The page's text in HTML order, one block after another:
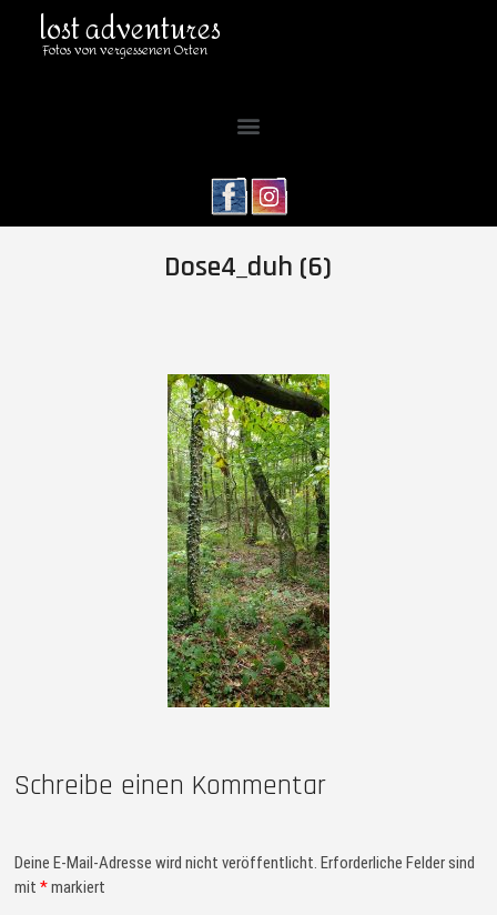
lost adventures
Fotos von vergessenen Orten
Dose4_duh (6)
Schreibe einen Kommentar
Deine E-Mail-Adresse wird nicht veröffentlicht. Erforderliche Felder sind
mit*markiert